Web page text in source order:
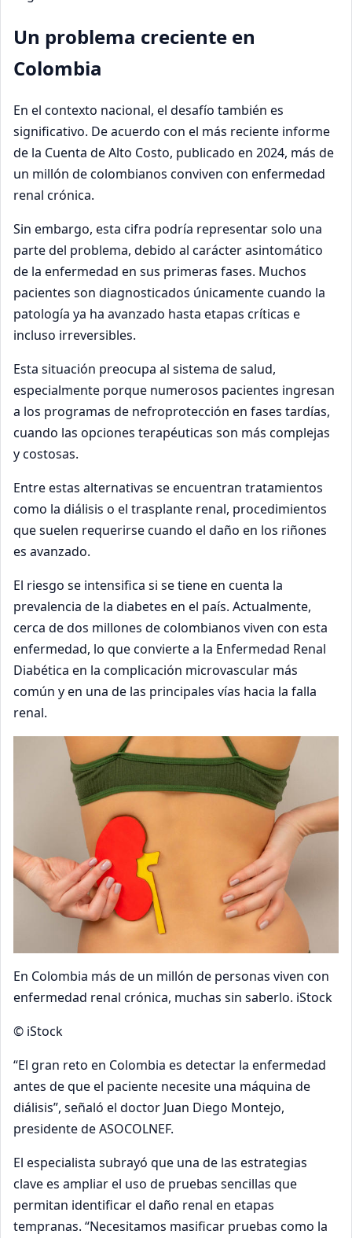
Un problema creciente en
Colombia
En el contexto nacional, el desafío también es
significativo. De acuerdo con el más reciente informe
de la Cuenta de Alto Costo, publicado en 2024, más de
un millón de colombianos conviven con enfermedad
renal crónica.
Sin embargo, esta cifra podría representar solo una
parte del problema, debido al carácter asintomático
de la enfermedad en sus primeras fases. Muchos
pacientes son diagnosticados únicamente cuando la
patología ya ha avanzado hasta etapas críticas e
incluso irreversibles.
Esta situación preocupa al sistema de salud,
especialmente porque numerosos pacientes ingresan
a los programas de nefroprotección en fases tardías,
cuando las opciones terapéuticas son más complejas
y costosas.
Entre estas alternativas se encuentran tratamientos
como la diálisis o el trasplante renal, procedimientos
que suelen requerirse cuando el daño en los riñones
es avanzado.
El riesgo se intensifica si se tiene en cuenta la
prevalencia de la diabetes en el país. Actualmente,
cerca de dos millones de colombianos viven con esta
enfermedad, lo que convierte a la Enfermedad Renal
Diabética en la complicación microvascular más
común y en una de las principales vías hacia la falla
renal.
En Colombia más de un millón de personas viven con
enfermedad renal crónica, muchas sin saberlo. iStock
© iStock
“El gran reto en Colombia es detectar la enfermedad
antes de que el paciente necesite una máquina de
diálisis”, señaló el doctor Juan Diego Montejo,
presidente de ASOCOLNEF.
El especialista subrayó que una de las estrategias
clave es ampliar el uso de pruebas sencillas que
permitan identificar el daño renal en etapas
tempranas. “Necesitamos masificar pruebas como la